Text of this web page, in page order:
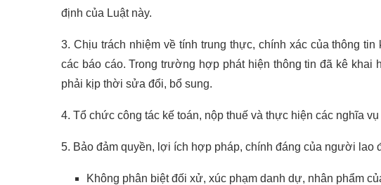
định của Luật này.
3. Chịu trách nhiệm về tính trung thực, chính xác của thông
các báo cáo. Trong trường hợp phát hiện thông tin đã kê khai
phải kịp thời sửa đổi, bổ sung.
4. Tổ chức công tác kế toán, nộp thuế và thực hiện các nghĩa
5. Bảo đảm quyền, lợi ích hợp pháp, chính đáng của người lao
Không phân biệt đối xử, xúc phạm danh dự, nhân phẩm